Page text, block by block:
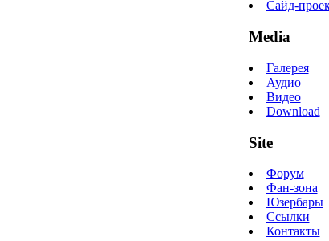
Сайд-
Media
Галерея
Аудио
Видео
Download
Site
Форум
Фан-зона
Юзербары
Ссылки
Контакты